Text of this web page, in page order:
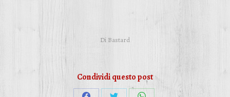
Di Bastard
Condividi questo post